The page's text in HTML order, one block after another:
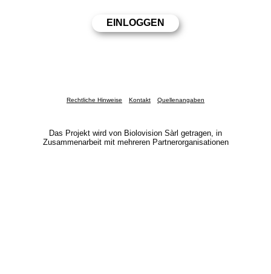
Rechtliche Hinweise Kontakt Quellenangaben
Das Projekt wird von Biolovision Sàrl getragen, in
Zusammenarbeit mit mehreren Partnerorganisationen